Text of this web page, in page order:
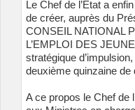
Le Chef de l’Etat a
de créer, auprès du
CONSEIL NATIONAL
L’EMPLOI DES
stratégique
deuxième quinzaine de
A ce propos le Chef de